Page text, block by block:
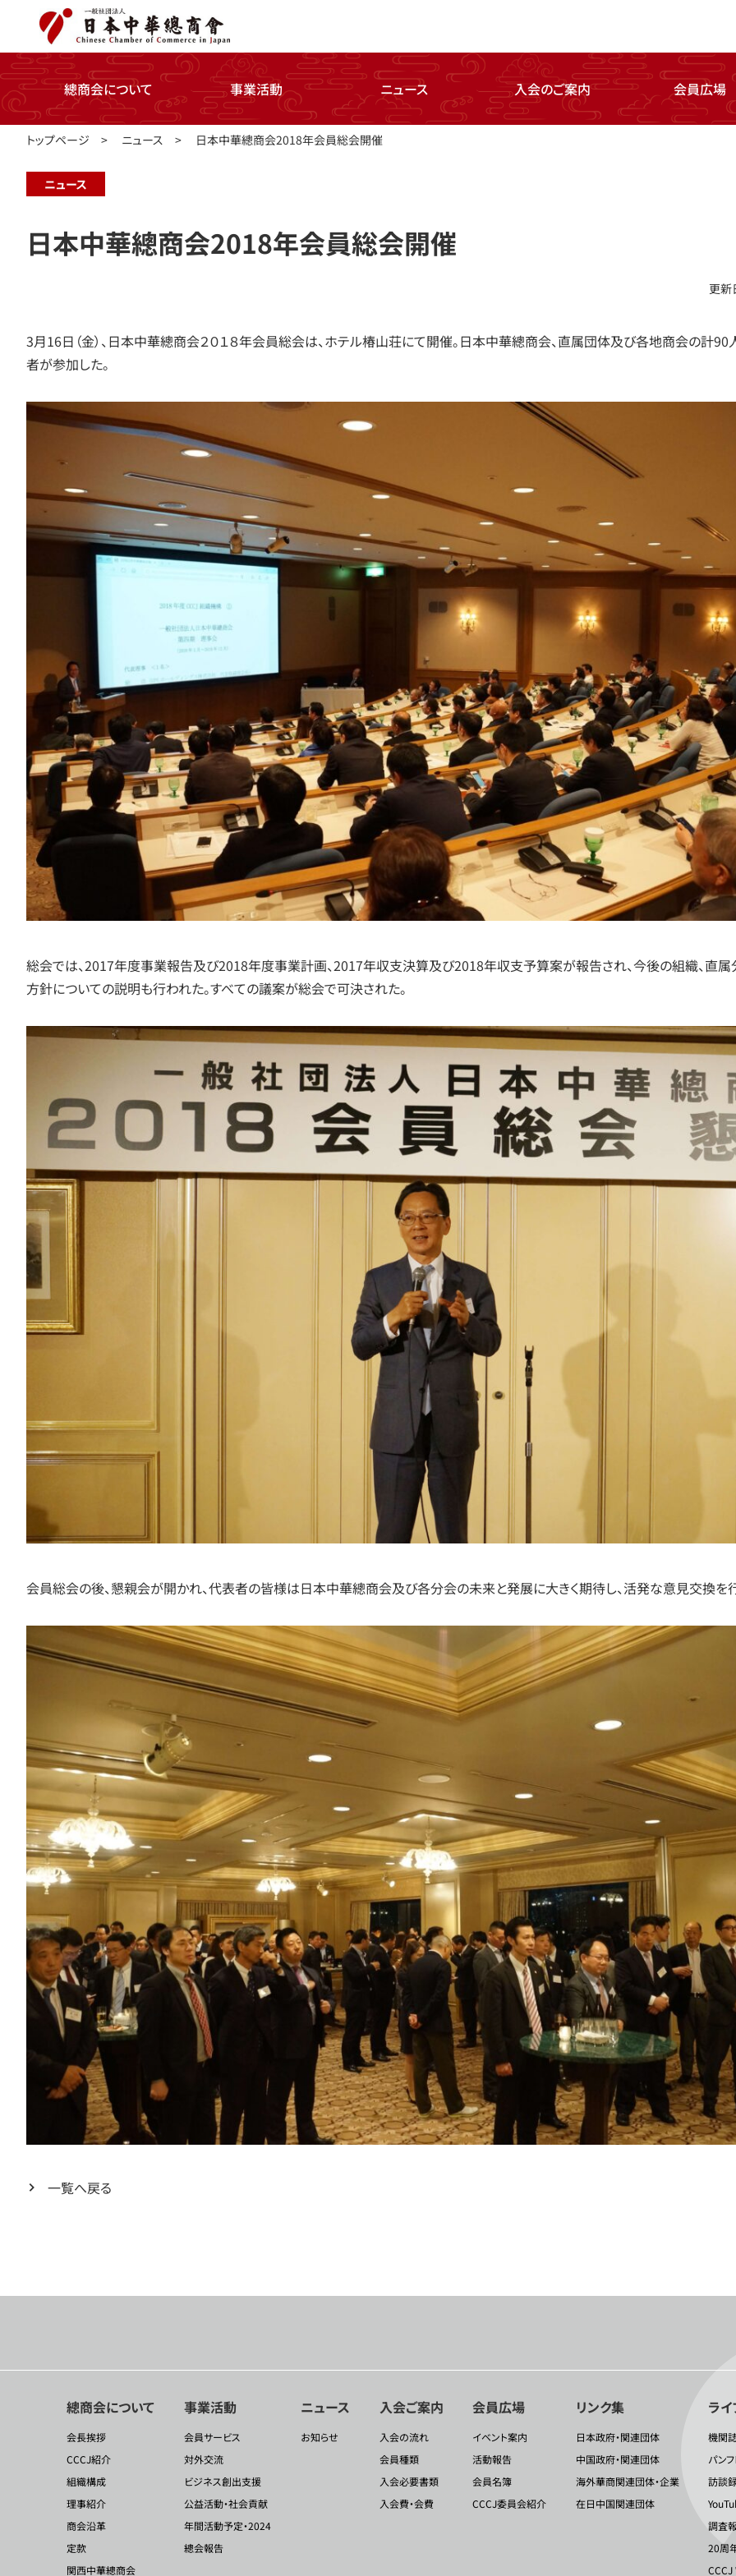
總商会について 事業活動 ニュース 入会のご案内 会員広場
トップページ > ニュース > 日本中華總商会2018年会員総会開催
ニュース
日本中華總商会2018年会員総会開催
更新
3月16日（金）、日本中華總商会２０１８年会員総会は、ホテル椿山荘にて開催。日本中華總商会、直属団体及び各地商会の計
者が参加した。
総会では、2017年度事業報告及び2018年度事業計画、2017年収支決算及び2018年収支予算案が報告され、今後の組織、直
方針についての説明も行われた。すべての議案が総会で可決された。
会員総会の後、懇親会が開かれ、代表者の皆様は日本中華總商会及び各分会の未来と発展に大きく期待し、活発な意見交換を
一覧へ戻る
總商会について
会長挨拶
CCCJ紹介
組織構成
理事紹介
商会沿革
定款
関西中華總商会
事業活動
会員サービス
対外交流
ビジネス創出支援
公益活動・社会貢献
年間活動予定・2024
總会報告
ニュース
お知らせ
入会ご案内
入会の流れ
会員種類
入会必要書類
入会費・会費
会員広場
イベント案内
活動報告
会員名簿
CCCJ委員会紹介
リンク集
日本政府・関連団体
中国政府・関連団体
海外華商関連団体・企業
在日中国関連団体
ラ
機関
パン
訪談
調査
20周
CCCJ